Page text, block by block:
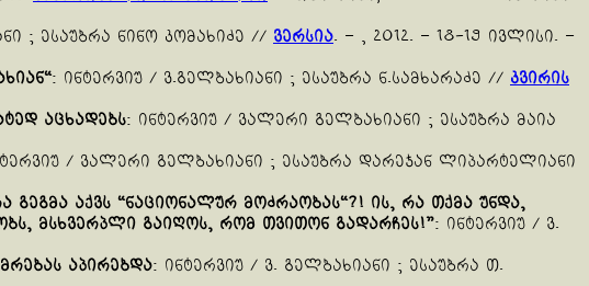
; ესაუბრა ნინო კომახიძე // ვერსია. – , 2012. – 18-19 ივლისი. –
“: ინტერვიუ / ვ.გელბახიანი ; ესაუბრა ნ.სამხარაძე // კვირის
აცხადებს: ინტერვიუ / ვალერი გელბახიანი ; ესაუბრა მაია
/ ვალერი გელბახიანი ; ესაუბრა დარეჯან ლიპარტელიანი
გეგმა აქვს “ნაციონალურ მოძრაობას“?! ის, რა თქმა უნდა,
, მსხვერპლი გაიღოს, რომ თვითონ გადარჩეს!”: ინტერვიუ / ვ.
აპირებდა: ინტერვიუ / ვ. გელბახიანი ; ესაუბრა თ.